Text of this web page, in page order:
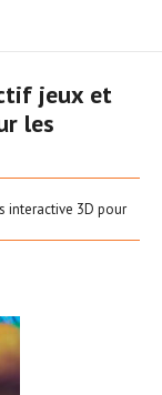
jeux et
les
interactive 3D pour